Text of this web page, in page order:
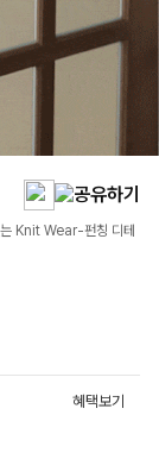
는 Knit Wear-펀칭 디테
혜택보기